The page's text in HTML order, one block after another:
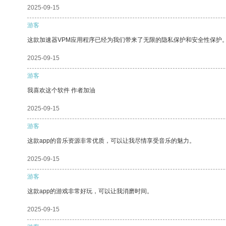
2025-09-15
游客
这款加速器VPM应用程序已经为我们带来了无限的隐私保护和安全性保护
2025-09-15
游客
我喜欢这个软件 作者加油
2025-09-15
游客
这款app的音乐资源非常优质，可以让我尽情享受音乐的魅力。
2025-09-15
游客
这款app的游戏非常好玩，可以让我消磨时间。
2025-09-15